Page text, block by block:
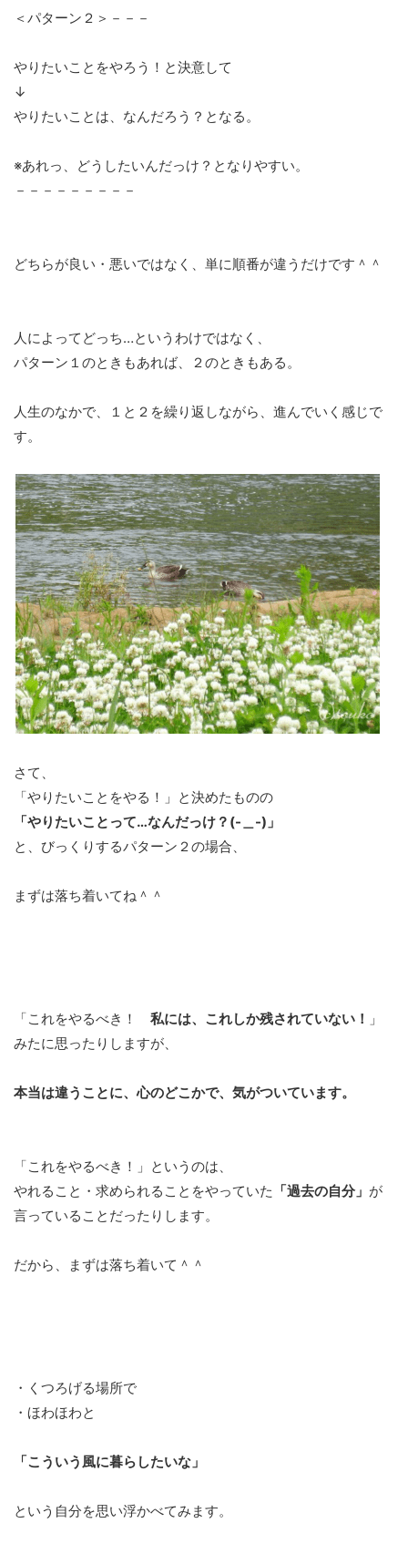
＜パターン２＞－－－
やりたいことをやろう！と決意して
↓
やりたいことは、なんだろう？となる。
※あれっ、どうしたいんだっけ？となりやすい。
－－－－－－－－－
どちらが良い・悪いではなく、単に順番が違うだけです＾＾
人によってどっち…というわけではなく、
パターン１のときもあれば、２のときもある。
人生のなかで、１と２を繰り返しながら、進んでいく感じで
す。
さて、
「やりたいことをやる！」と決めたものの
「やりたいことって…なんだっけ？(-＿-)」
と、びっくりするパターン２の場合、
まずは落ち着いてね＾＾
「これをやるべき！ 私には、これしか残されていない！ 」
みたに思ったりしますが、
本当は違うことに、心のどこかで、気がついています。
「これをやるべき！」というのは、
やれること・求められることをやっていた 「過去の自分」 が
言っていることだったりします。
だから、まずは落ち着いて＾＾
・くつろげる場所で
・ほわほわと
「こういう風に暮らしたいな」
という自分を思い浮かべてみます。